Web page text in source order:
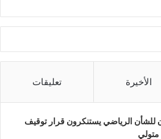
الأخيرة تعليقات
للشأن الرياضي يستنكرون قرار توقيف
متولي